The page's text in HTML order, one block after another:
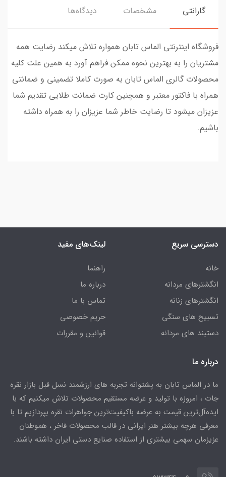
گارانتی مشخصات دیدگاه‌ها
فروشگاه اینترنتی الماس تابان همواره تلاش میکند رضایت همه
مشتریان را به بهترین نحوه ممکن فراهم آورد به همین علت کلیه
محصولات گالری الماس تابان به صورت کاملا تضمینی و ضمانتی
همراه با فاکتور معتبر و همچنین کارت ضمانت طلایی تقدیم شما
عزیزان میشود تا رضایت خاطر شما عزیزان را به همراه داشته
باشیم.
دسترسی سریع
خانه
انگشترهای مردانه
انگشترهای زنانه
تسبیح های سنگی
دستبند های مردانه
لینک‌های مفید
راهنما
درباره ما
تماس با ما
حریم خصوصی
قوانین و مقررات
درباره ما
ما در الماس تابان به پشتوانه تجربه های ارزشمند نسل قبل بازار نقره
جات ، امروزه با تولید و عرضه مستقیم محصولات تلاش میکنیم که با
ایده‌آل‌ترین قیمت به عرضه باکیفیت‌ترین جواهرات نقره بپردازیم تا با
معرفی هرچه بیشتر هنر ایرانی در قالب محصولات فاخر ، هموطنان
عزیزمان سهمی بیشتری از استفاده صنایع دستی ایران داشته باشند.